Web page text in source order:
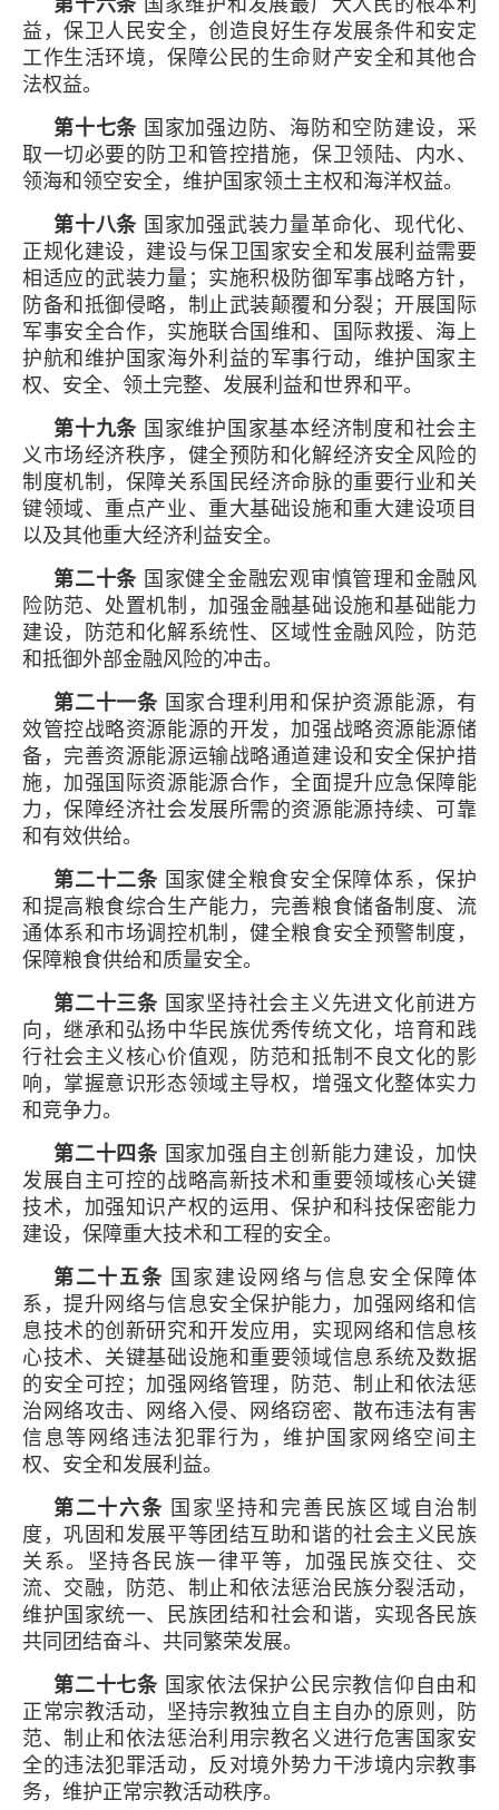
益，保卫人民安全，创造良好生存发展条件和安定
工作生活环境，保障公民的生命财产安全和其他合
法权益。
第十七条 国家加强边防、海防和空防建设，采
取一切必要的防卫和管控措施，保卫领陆、内水、
领海和领空安全，维护国家领土主权和海洋权益。
第十八条 国家加强武装力量革命化、现代化、
正规化建设，建设与保卫国家安全和发展利益需要
相适应的武装力量；实施积极防御军事战略方针，
防备和抵御侵略，制止武装颠覆和分裂；开展国际
军事安全合作，实施联合国维和、国际救援、海上
护航和维护国家海外利益的军事行动，维护国家主
权、安全、领土完整、发展利益和世界和平。
第十九条 国家维护国家基本经济制度和社会主
义市场经济秩序，健全预防和化解经济安全风险的
制度机制，保障关系国民经济命脉的重要行业和关
键领域、重点产业、重大基础设施和重大建设项目
以及其他重大经济利益安全。
第二十条 国家健全金融宏观审慎管理和金融风
险防范、处置机制，加强金融基础设施和基础能力
建设，防范和化解系统性、区域性金融风险，防范
和抵御外部金融风险的冲击。
第二十一条 国家合理利用和保护资源能源，有
效管控战略资源能源的开发，加强战略资源能源储
备，完善资源能源运输战略通道建设和安全保护措
施，加强国际资源能源合作，全面提升应急保障能
力，保障经济社会发展所需的资源能源持续、可靠
和有效供给。
第二十二条 国家健全粮食安全保障体系，保护
和提高粮食综合生产能力，完善粮食储备制度、流
通体系和市场调控机制，健全粮食安全预警制度，
保障粮食供给和质量安全。
第二十三条 国家坚持社会主义先进文化前进方
向，继承和弘扬中华民族优秀传统文化，培育和践
行社会主义核心价值观，防范和抵制不良文化的影
响，掌握意识形态领域主导权，增强文化整体实力
和竞争力。
第二十四条 国家加强自主创新能力建设，加快
发展自主可控的战略高新技术和重要领域核心关键
技术，加强知识产权的运用、保护和科技保密能力
建设，保障重大技术和工程的安全。
第二十五条 国家建设网络与信息安全保障体
系，提升网络与信息安全保护能力，加强网络和信
息技术的创新研究和开发应用，实现网络和信息核
心技术、关键基础设施和重要领域信息系统及数据
的安全可控；加强网络管理，防范、制止和依法惩
治网络攻击、网络入侵、网络窃密、散布违法有害
信息等网络违法犯罪行为，维护国家网络空间主
权、安全和发展利益。
第二十六条 国家坚持和完善民族区域自治制
度，巩固和发展平等团结互助和谐的社会主义民族
关系。坚持各民族一律平等，加强民族交往、交
流、交融，防范、制止和依法惩治民族分裂活动，
维护国家统一、民族团结和社会和谐，实现各民族
共同团结奋斗、共同繁荣发展。
第二十七条 国家依法保护公民宗教信仰自由和
正常宗教活动，坚持宗教独立自主自办的原则，防
范、制止和依法惩治利用宗教名义进行危害国家安
全的违法犯罪活动，反对境外势力干涉境内宗教事
务，维护正常宗教活动秩序。